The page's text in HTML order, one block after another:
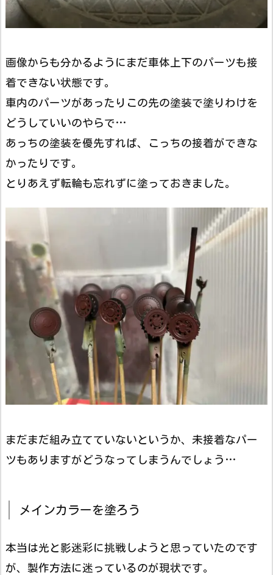
画像からも分かるようにまだ車体上下のパーツも接
着できない状態です。
車内のパーツがあったりこの先の塗装で塗りわけを
どうしていいのやらで…
あっちの塗装を優先すれば、こっちの接着ができな
かったりです。
とりあえず転輪も忘れずに塗っておきました。
まだまだ組み立てていないというか、未接着なパー
ツもありますがどうなってしまうんでしょう…
メインカラーを塗ろう
本当は光と影迷彩に挑戦しようと思っていたのです
が、製作方法に迷っているのが現状です。